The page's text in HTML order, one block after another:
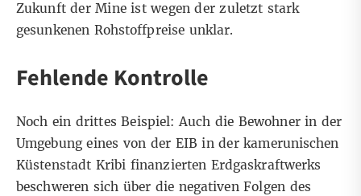
Zukunft der Mine ist wegen der zuletzt stark
gesunkenen Rohstoffpreise unklar.
Fehlende Kontrolle
Noch ein drittes Beispiel: Auch die Bewohner in der
Umgebung eines von der EIB in der kamerunischen
Küstenstadt Kribi finanzierten Erdgaskraftwerks
beschweren sich über die negativen Folgen des